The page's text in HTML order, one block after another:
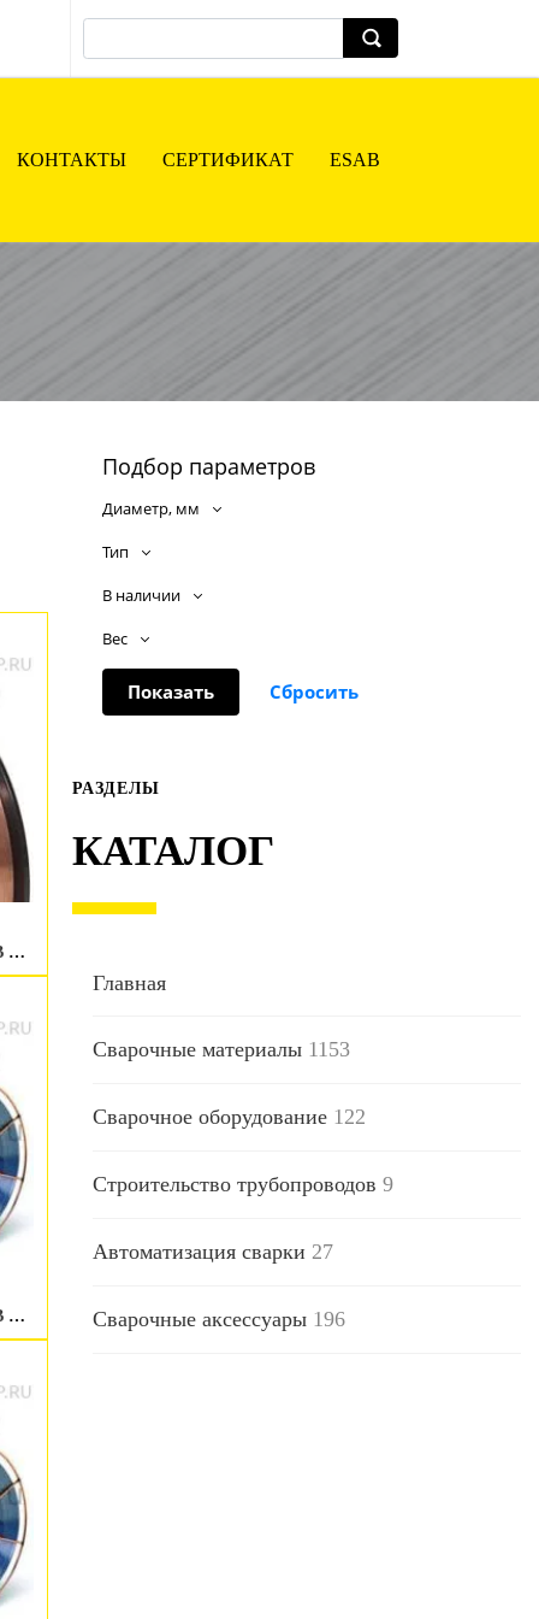
КОНТАКТЫ СЕРТИФИКАТ ESAB
Подбор параметров
Диаметр, мм
Тип
В наличии
Вес
РАЗДЕЛЫ
КАТАЛОГ
Главная
Сварочные материалы 1153
Сварочное оборудование 122
Строительство трубопроводов 9
Автоматизация сварки 27
Сварочные аксессуары 196
Сварочная проволока ESAB OK Autrod 19.30 1.0 мм 15 kg
Сварочная проволока ESAB OK Autrod NiCrMo-4 1.2 мм